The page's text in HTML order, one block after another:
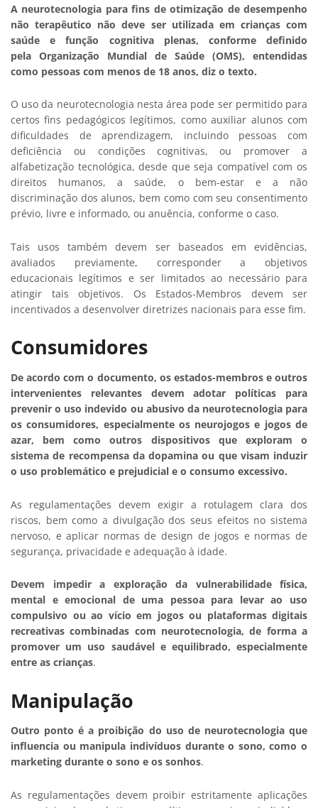
A neurotecnologia para fins de otimização de desempenho
não terapêutico não deve ser utilizada em crianças com
saúde e função cognitiva plenas, conforme definido
pela Organização Mundial de Saúde (OMS), entendidas
como pessoas com menos de 18 anos, diz o texto.
O uso da neurotecnologia nesta área pode ser permitido para
certos fins pedagógicos legítimos, como auxiliar alunos com
dificuldades de aprendizagem, incluindo pessoas com
deficiência ou condições cognitivas, ou promover a
alfabetização tecnológica, desde que seja compatível com os
direitos humanos, a saúde, o bem-estar e a não
discriminação dos alunos, bem como com seu consentimento
prévio, livre e informado, ou anuência, conforme o caso.
Tais usos também devem ser baseados em evidências,
avaliados previamente, corresponder a objetivos
educacionais legítimos e ser limitados ao necessário para
atingir tais objetivos. Os Estados-Membros devem ser
incentivados a desenvolver diretrizes nacionais para esse fim.
Consumidores
De acordo com o documento, os estados-membros e outros
intervenientes relevantes devem adotar políticas para
prevenir o uso indevido ou abusivo da neurotecnologia para
os consumidores, especialmente os neurojogos e jogos de
azar, bem como outros dispositivos que exploram o
sistema de recompensa da dopamina ou que visam induzir
o uso problemático e prejudicial e o consumo excessivo.
As regulamentações devem exigir a rotulagem clara dos
riscos, bem como a divulgação dos seus efeitos no sistema
nervoso, e aplicar normas de design de jogos e normas de
segurança, privacidade e adequação à idade.
Devem impedir a exploração da vulnerabilidade física,
mental e emocional de uma pessoa para levar ao uso
compulsivo ou ao vício em jogos ou plataformas digitais
recreativas combinadas com neurotecnologia, de forma a
promover um uso saudável e equilibrado, especialmente
entre as crianças.
Manipulação
Outro ponto é a proibição do uso de neurotecnologia que
influencia ou manipula indivíduos durante o sono, como o
marketing durante o sono e os sonhos.
As regulamentações devem proibir estritamente aplicações